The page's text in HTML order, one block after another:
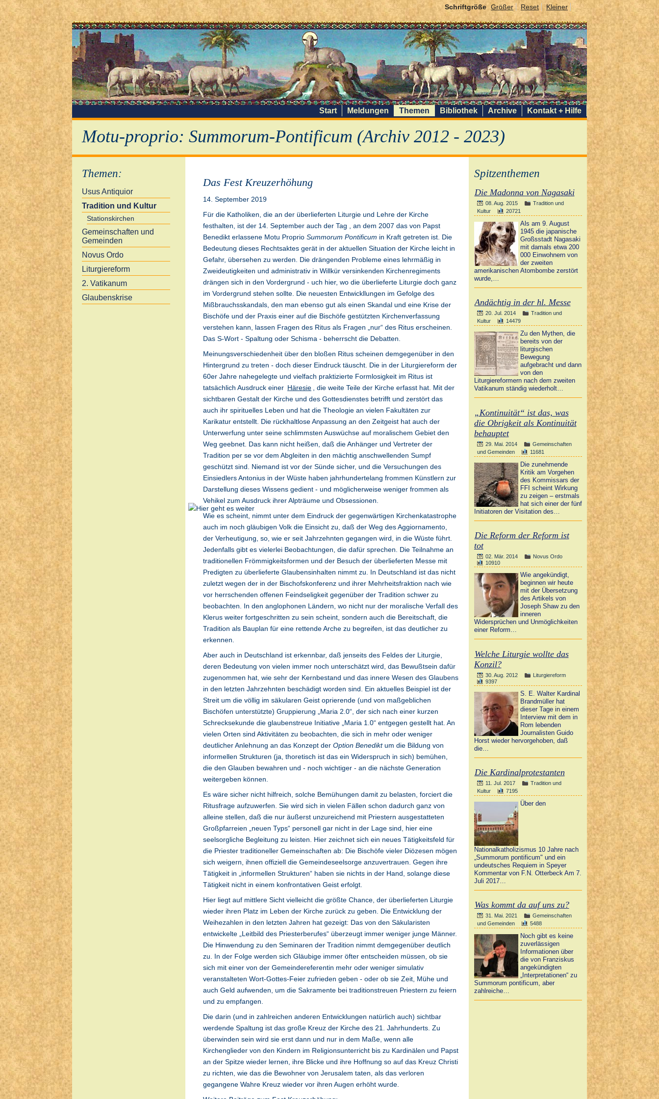
Motu-proprio: Summorum-Pontificum (Archiv 2012 - 2023)
Schriftgröße Größer Reset Kleiner
Start Meldungen Themen Bibliothek Archive Kontakt + Hilfe
Themen:
Usus Antiquior
Tradition und Kultur
Stationskirchen
Gemeinschaften und
Gemeinden
Novus Ordo
Liturgiereform
2. Vatikanum
Glaubenskrise
Das Fest Kreuzerhöhung
14. September 2019
Für die Katholiken, die an der überlieferten Liturgie und Lehre der Kirche
festhalten, ist der 14. September auch der Tag , an dem 2007 das von Papst
Benedikt erlassene Motu Proprio Summorum Pontificum in Kraft getreten ist. Die
Bedeutung dieses Rechtsaktes gerät in der aktuellen Situation der Kirche leicht in
Gefahr, übersehen zu werden. Die drängenden Probleme eines lehrmäßig in
Zweideutigkeiten und administrativ in Willkür versinkenden Kirchenregiments
drängen sich in den Vordergrund - uch hier, wo die überlieferte Liturgie doch ganz
im Vordergrund stehen sollte. Die neuesten Entwickllungen im Gefolge des
Mißbrauchsskandals, den man ebenso gut als einen Skandal und eine Krise der
Bischöfe und der Praxis einer auf die Bischöfe gestützten Kirchenverfassung
verstehen kann, lassen Fragen des Ritus als Fragen „nur“ des Ritus erscheinen.
Das S-Wort - Spaltung oder Schisma - beherrscht die Debatten.
Meinungsverschiedenheit über den bloßen Ritus scheinen demgegenüber in den
Hintergrund zu treten - doch dieser Eindruck täuscht. Die in der Liturgiereform der
60er Jahre nahegelegte und vielfach praktizierte Formlosigkeit im Ritus ist
tatsächlich Ausdruck einer Häresie
, die weite Teile der Kirche erfasst hat. Mit der
sichtbaren Gestalt der Kirche und des Gottesdienstes betrifft und zerstört das
auch ihr spirituelles Leben und hat die Theologie an vielen Fakultäten zur
Karikatur entstellt. Die rückhaltlose Anpassung an den Zeitgeist hat auch der
Unterwerfung unter seine schlimmsten Auswüchse auf moralischem Gebiet den
Weg geebnet. Das kann nicht heißen, daß die Anhänger und Vertreter der
Tradition per se vor dem Abgleiten in den mächtig anschwellenden Sumpf
geschützt sind. Niemand ist vor der Sünde sicher, und die Versuchungen des
Einsiedlers Antonius in der Wüste haben jahrhundertelang frommen Künstlern zur
Darstellung dieses Wissens gedient - und möglicherweise weniger frommen als
Vehikel zum Ausdruck ihrer Alpträume und Obsessionen.
Wie es scheint, nimmt unter dem Eindruck der gegenwärtigen Kirchenkatastrophe
auch im noch gläubigen Volk die Einsicht zu, daß der Weg des Aggiornamento,
der Verheutigung, so, wie er seit Jahrzehnten gegangen wird, in die Wüste führt.
Jedenfalls gibt es vielerlei Beobachtungen, die dafür sprechen. Die Teilnahme an
traditionellen Frömmigkeitsformen und der Besuch der überlieferten Messe mit
Predigten zu überlieferte Glaubensinhalten nimmt zu. In Deutschland ist das nicht
zuletzt wegen der in der Bischofskonferenz und ihrer Mehrheitsfraktion nach wie
vor herrschenden offenen Feindseligkeit gegenüber der Tradition schwer zu
beobachten. In den anglophonen Ländern, wo nicht nur der moralische Verfall des
Klerus weiter fortgeschritten zu sein scheint, sondern auch die Bereitschaft, die
Tradition als Bauplan für eine rettende Arche zu begreifen, ist das deutlicher zu
erkennen.
Aber auch in Deutschland ist erkennbar, daß jenseits des Feldes der Liturgie,
deren Bedeutung von vielen immer noch unterschätzt wird, das Bewußtsein dafür
zugenommen hat, wie sehr der Kernbestand und das innere Wesen des Glaubens
in den letzten Jahrzehnten beschädigt worden sind. Ein aktuelles Beispiel ist der
Streit um die völlig im säkularen Geist oprierende (und von maßgeblichen
Bischöfen unterstützte) Gruppierung „Maria 2.0“, der sich nach einer kurzen
Schrecksekunde die glaubenstreue Initiative „Maria 1.0“ entgegen gestellt hat. An
vielen Orten sind Aktivitäten zu beobachten, die sich in mehr oder weniger
deutlicher Anlehnung an das Konzept der Option Benediktum die Bildung von
informellen Strukturen (ja, thoretisch ist das ein Widerspruch in sich) bemühen,
die den Glauben bewahren und - noch wichtiger - an die nächste Generation
weitergeben können.
Es wäre sicher nicht hilfreich, solche Bemühungen damit zu belasten, forciert die
Ritusfrage aufzuwerfen. Sie wird sich in vielen Fällen schon dadurch ganz von
alleine stellen, daß die nur äußerst unzureichend mit Priestern ausgestatteten
Großpfarreien „neuen Typs“ personell gar nicht in der Lage sind, hier eine
seelsorgliche Begleitung zu leisten. Hier zeichnet sich ein neues Tätigkeitsfeld für
die Priester traditioneller Gemeinschaften ab: Die Bischöfe vieler Diözesen mögen
sich weigern, ihnen offiziell die Gemeindeseelsorge anzuvertrauen. Gegen ihre
Tätigkeit in „informellen Strukturen“ haben sie nichts in der Hand, solange diese
Tätigkeit nicht in einem konfrontativen Geist erfolgt.
Hier liegt auf mittlere Sicht vielleicht die größte Chance, der überlieferten Liturgie
wieder ihren Platz im Leben der Kirche zurück zu geben. Die Entwicklung der
Weihezahlen in den letzten Jahren hat gezeigt: Das von den Säkularisten
entwickelte „Leitbild des Priesterberufes“ überzeugt immer weniger junge Männer.
Die Hinwendung zu den Seminaren der Tradition nimmt demgegenüber deutlich
zu. In der Folge werden sich Gläubige immer öfter entscheiden müssen, ob sie
sich mit einer von der Gemeindereferentin mehr oder weniger simulativ
veranstalteten Wort-Gottes-Feier zufrieden geben - oder ob sie Zeit, Mühe und
auch Geld aufwenden, um die Sakramente bei traditionstreuen Priestern zu feiern
und zu empfangen.
Die darin (und in zahlreichen anderen Entwicklungen natürlich auch) sichtbar
werdende Spaltung ist das große Kreuz der Kirche des 21. Jahrhunderts. Zu
überwinden sein wird sie erst dann und nur in dem Maße, wenn alle
Kirchenglieder von den Kindern im Religionsunterricht bis zu Kardinälen und Papst
an der Spitze wieder lernen, ihre Blicke und ihre Hoffnung so auf das Kreuz Christi
zu richten, wie das die Bewohner von Jerusalem taten, als das verloren
gegangene Wahre Kreuz wieder vor ihren Augen erhöht wurde.
Spitzenthemen
Die Madonna von Nagasaki
08. Aug. 2015
Tradition und
Kultur
20721
Als am 9. August
1945 die japanische
Großsstadt Nagasaki
mit damals etwa 200
000 Einwohnern von
der zweiten
amerikanischen Atombombe zerstört
wurde,…
Andächtig in der hl. Messe
20. Jul. 2014
Tradition und
Kultur
14479
Zu den Mythen, die
bereits von der
liturgischen
Bewegung
aufgebracht und dann
von den
Liturgiereformern nach dem zweiten
Vatikanum ständig wiederholt…
„Kontinuität“ ist das, was
die Obrigkeit als Kontinuität
behauptet
29. Mai. 2014
Gemeinschaften
und Gemeinden
11681
Die zunehmende
Kritik am Vorgehen
des Kommissars der
FFI scheint Wirkung
zu zeigen – erstmals
hat sich einer der fünf
Initiatoren der Visitation des…
Die Reform der Reform ist
tot
02. Mär. 2014
Novus Ordo
10910
Wie angekündigt,
beginnen wir heute
mit der Übersetzung
des Artikels von
Joseph Shaw zu den
inneren
Widersprüchen und Unmöglichkeiten
einer Reform…
Welche Liturgie wollte das
Konzil?
30. Aug. 2012
Liturgiereform
9397
S. E. Walter Kardinal
Brandmüller hat
dieser Tage in einem
Interview mit dem in
Rom lebenden
Journalisten Guido
Horst wieder hervorgehoben, daß
die…
Die Kardinalprotestanten
11. Jul. 2017
Tradition und
Kultur
7195
Über den
Nationalkatholizismus 10 Jahre nach
„Summorum pontificum" und ein
undeutsches Requiem in Speyer
Kommentar von F.N. Otterbeck Am 7.
Juli 2017…
Was kommt da auf uns zu?
31. Mai. 2021
Gemeinschaften
und Gemeinden
5488
Noch gibt es keine
zuverlässigen
Informationen über
die von Franziskus
angekündigten
„Interpretationen“ zu
Summorum pontificum, aber
zahlreiche…